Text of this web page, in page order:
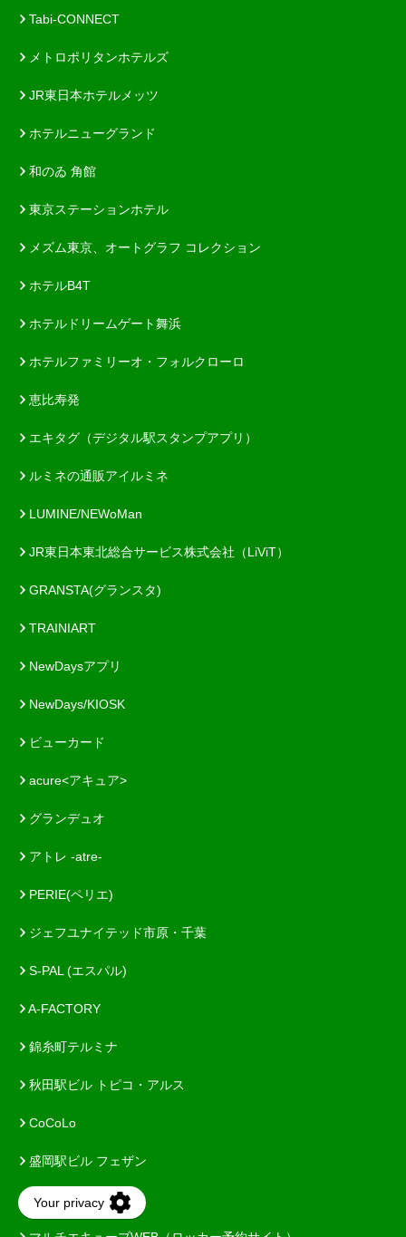
Tabi-CONNECT
メトロポリタンホテルズ
JR東日本ホテルメッツ
ホテルニューグランド
和のゐ 角館
東京ステーションホテル
メズム東京、オートグラフ コレクション
ホテルB4T
ホテルドリームゲート舞浜
ホテルファミリーオ・フォルクローロ
恵比寿発
エキタグ（デジタル駅スタンプアプリ）
ルミネの通販アイルミネ
LUMINE/NEWoMan
JR東日本東北総合サービス株式会社（LiViT）
GRANSTA(グランスタ)
TRAINIART
NewDaysアプリ
NewDays/KIOSK
ビューカード
acure<アキュア>
グランデュオ
アトレ -atre-
PERIE(ペリエ)
ジェフユナイテッド市原・千葉
S-PAL (エスパル)
A-FACTORY
錦糸町テルミナ
秋田駅ビル トピコ・アルス
CoCoLo
盛岡駅ビル フェザン
ガーラ湯沢